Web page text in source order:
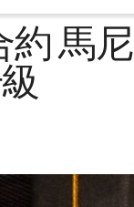
約 馬尼